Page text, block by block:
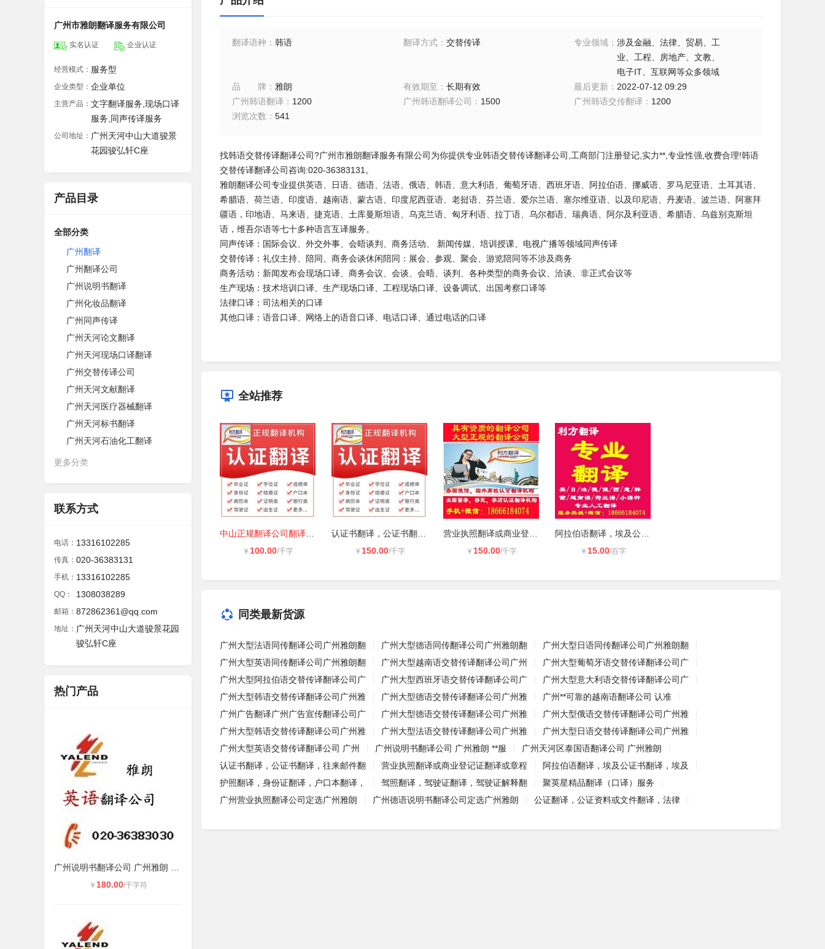
广州市雅朗翻译服务有限公司
实名认证 企业认证
经营模式： 服务型
企业类型： 企业单位
主营产品： 文字翻译服务,现场口译
服务,同声传译服务
公司地址： 广州天河中山大道骏景
花园骏弘轩C座
产品目录
全部分类
广州翻译
广州翻译公司
广州说明书翻译
广州化妆品翻译
广州同声传译
广州天河论文翻译
广州天河现场口译翻译
广州交替传译公司
广州天河文献翻译
广州天河医疗器械翻译
广州天河标书翻译
广州天河石油化工翻译
更多分类
联系方式
电话： 13316102285
传真： 020-36383131
手机： 13316102285
QQ： 1308038289
邮箱： 872862361@qq.com
地址： 广州天河中山大道骏景花园
骏弘轩C座
热门产品
￥ 180.00/千字符
翻译语种 ： 韩语 翻译方式： 交替传译 专业领域 ：涉及金融、法律、贸易、工
业、工程、房地产、文教、
电子IT、互联网等众多领域
品牌 ： 雅朗 有效期至 ： 长期有效 最后更新 ： 2022-07-12 09:29
广州韩语翻译 ： 1200 广州韩语翻译公司 ： 1500 广州韩语交传翻译 ： 1200
浏览次数 ： 541
找韩语交替传译翻译公司?广州市雅朗翻译服务有限公司为你提供专业韩语交替传译翻译公司 工商部门注册登记 实力** 专业性强 收费合理!韩语
交替传译翻译公司咨询:020-36383131 。
雅朗翻译公司专业提供英语、日语、德语、法语、俄语、韩语、意大利语、葡萄牙语、西班牙语、阿拉伯语、挪威语、罗马尼亚语、土耳其语、
希腊语、荷兰语、印度语、越南语、蒙古语、印度尼西亚语、老挝语、芬兰语、爱尔兰语、塞尔维亚语、以及印尼语、丹麦语、波兰语、阿塞拜
疆语，印地语、马来语、捷克语、土库曼斯坦语、乌克兰语、匈牙利语、拉丁语、乌尔都语、瑞典语、阿尔及利亚语、希腊语、乌兹别克斯坦
语，维吾尔语等七十多种语言互译服务。
同声传译：国际会议、外交外事、会晤谈判、商务活动、
新闻传媒、培训授课、电视广播等领域同声传译
交替传译：礼仪主持、陪同、商务会谈休闲陪同：展会、参观、聚会、游览陪同等不涉及商务
商务活动：新闻发布会现场口译、商务会议、会谈、会晤、谈判、各种类型的商务会议、洽谈、非正式会议等
生产现场：技术培训口译、生产现场口译、工程现场口译、设备调试、出国考察口译等
法律口译：司法相关的口译
其他口译：语音口译、网络上的语音口译、电话口译、通过电话的口译
全站推荐
￥ 100.00/千字 ￥ 150.00/千字 ￥ 150.00/千字 ￥ 15.00/百字
同类最新货源
广州大型法语同传翻译公司广州雅朗翻 广州大型德语同传翻译公司广州雅朗翻
广州大型日语同传翻译公司广州雅朗翻
广州大型英语同传翻译公司广州雅朗翻
广州大型越南语交替传译翻译公司广州
广州大型葡萄牙语交替传译翻译公司广
广州大型阿拉伯语交替传译翻译公司广
广州大型西班牙语交替传译翻译公司广
广州大型意大利语交替传译翻译公司广
广州大型韩语交替传译翻译公司广州雅
广州大型德语交替传译翻译公司广州雅
广州**可靠的越南语翻译公司 认准
广州广告翻译广州广告宣传翻译公司广
广州大型德语交替传译翻译公司广州雅
广州大型俄语交替传译翻译公司广州雅
广州大型韩语交替传译翻译公司广州雅
广州大型法语交替传译翻译公司广州雅
广州大型日语交替传译翻译公司广州雅
广州大型英语交替传译翻译公司 广州
广州说明书翻译公司 广州雅朗 **服
广州天河区泰国语翻译公司 广州雅朗
认证书翻译，公证书翻译，往来邮件翻
营业执照翻译或商业登记证翻译或章程
阿拉伯语翻译，埃及公证书翻译，埃及
护照翻译，身份证翻译，户口本翻译，
驾照翻译，驾驶证翻译，驾驶证解释翻
聚英星精品翻译（口译）服务
广州营业执照翻译公司定选广州雅朗
广州德语说明书翻译公司定选广州雅朗 公证翻译，公证资料或文件翻译，法律